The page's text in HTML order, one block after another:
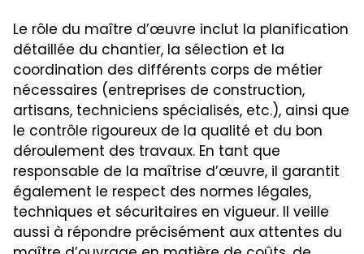
Le rôle du maître d’œuvre inclut la planification
détaillée du chantier, la sélection et la
coordination des différents corps de métier
nécessaires (entreprises de construction,
artisans, techniciens spécialisés, etc.), ainsi que
le contrôle rigoureux de la qualité et du bon
déroulement des travaux. En tant que
responsable de la maîtrise d’œuvre, il garantit
également le respect des normes légales,
techniques et sécuritaires en vigueur. Il veille
aussi à répondre précisément aux attentes du